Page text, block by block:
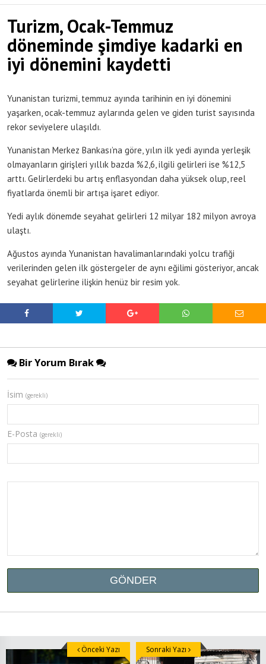
Turizm, Ocak-Temmuz
döneminde şimdiye kadarki en
iyi dönemini kaydetti
Yunanistan turizmi, temmuz ayında tarihinin en iyi dönemini
yaşarken, ocak-temmuz aylarında gelen ve giden turist sayısında
rekor seviyelere ulaşıldı.
Yunanistan Merkez Bankası’na göre, yılın ilk yedi ayında yerleşik
olmayanların girişleri yıllık bazda %2,6, ilgili gelirleri ise %12,5
arttı. Gelirlerdeki bu artış enflasyondan daha yüksek olup, reel
fiyatlarda önemli bir artışa işaret ediyor.
Yedi aylık dönemde seyahat gelirleri 12 milyar 182 milyon avroya
ulaştı.
Ağustos ayında Yunanistan havalimanlarındaki yolcu trafiği
verilerinden gelen ilk göstergeler de aynı eğilimi gösteriyor, ancak
seyahat gelirlerine ilişkin henüz bir resim yok.
Bir Yorum Bırak
İsim (gerekli)
E-Posta (gerekli)
Önceki Yazı Sonraki Yazı